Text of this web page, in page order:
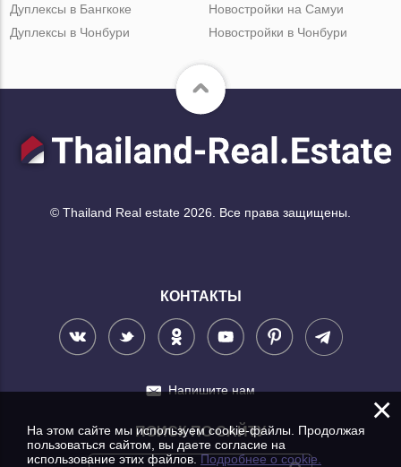
Дуплексы в Бангкоке
Дуплексы в Чонбури
Новостройки на Самуи
Новостройки в Чонбури
© Thailand Real estate 2026. Все права защищены.
КОНТАКТЫ
Напишите нам
ПОИСК ПО САЙТУ
×
На этом сайте мы используем cookie-файлы. Продолжая
пользоваться сайтом, вы даете согласие на
использование этих файлов.Подробнее о cookie.